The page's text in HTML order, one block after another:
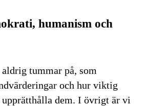
humanism och
tummar på, som
och hur viktig
dem. I övrigt är vi